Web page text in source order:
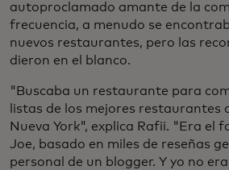
autoproclamado amante de la
frecuencia, a menudo se
nuevos restaurantes, pero las
dieron en el blanco.
"Buscaba un restaurante para
listas de los mejores restaurantes
Nueva York", explica Rafii. "Era el
Joe, basado en miles de reseñas
personal de un blogger. Y yo no